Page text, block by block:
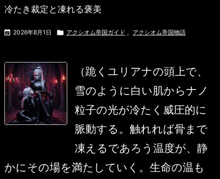
冷たき裁定と凍れる褒美
 2026年8月1日  アクシオム帝国ガイド , アクシオム帝国物語
（跪くユリアナの頭上で、
雪のように白い肌からナノ
粒子の光が冷たく威圧的に
脈動する。触れれば骨まで
凍えるであろう温度が、静
かにその場を満たしていく。生命の温も